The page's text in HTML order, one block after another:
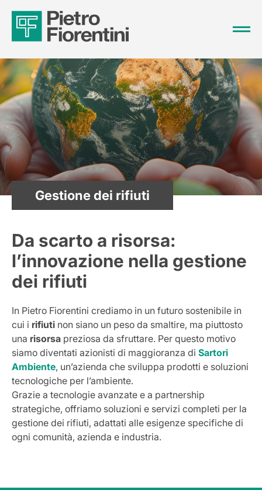
Gestione dei rifiuti
Da scarto a risorsa:
l’innovazione nella gestione
dei rifiuti
In Pietro Fiorentini crediamo in un futuro sostenibile in
cui i rifiuti non siano un peso da smaltire, ma piuttosto
una risorsa preziosa da sfruttare. Per questo motivo
siamo diventati azionisti di maggioranza di Sartori
Ambiente, un’azienda che sviluppa prodotti e soluzioni
tecnologiche per l’ambiente.
Grazie a tecnologie avanzate e a partnership
strategiche, offriamo soluzioni e servizi completi per la
gestione dei rifiuti, adattati alle esigenze specifiche di
ogni comunità, azienda e industria.